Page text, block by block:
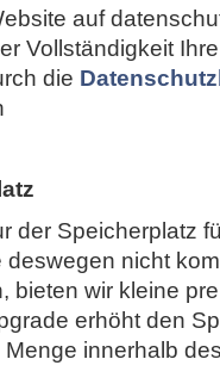
auf
Vollständigkeit
die
der Speicherplatz
nicht
bieten wir kleine
erhöht den
innerhalb